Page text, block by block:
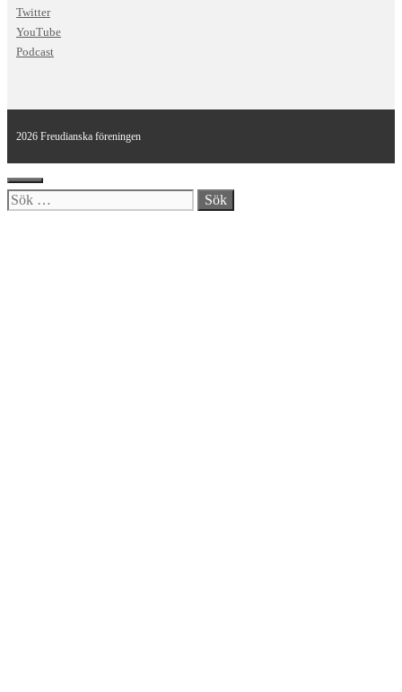
Twitter
YouTube
Podcast
2026 Freudianska föreningen
Stäng
Sök